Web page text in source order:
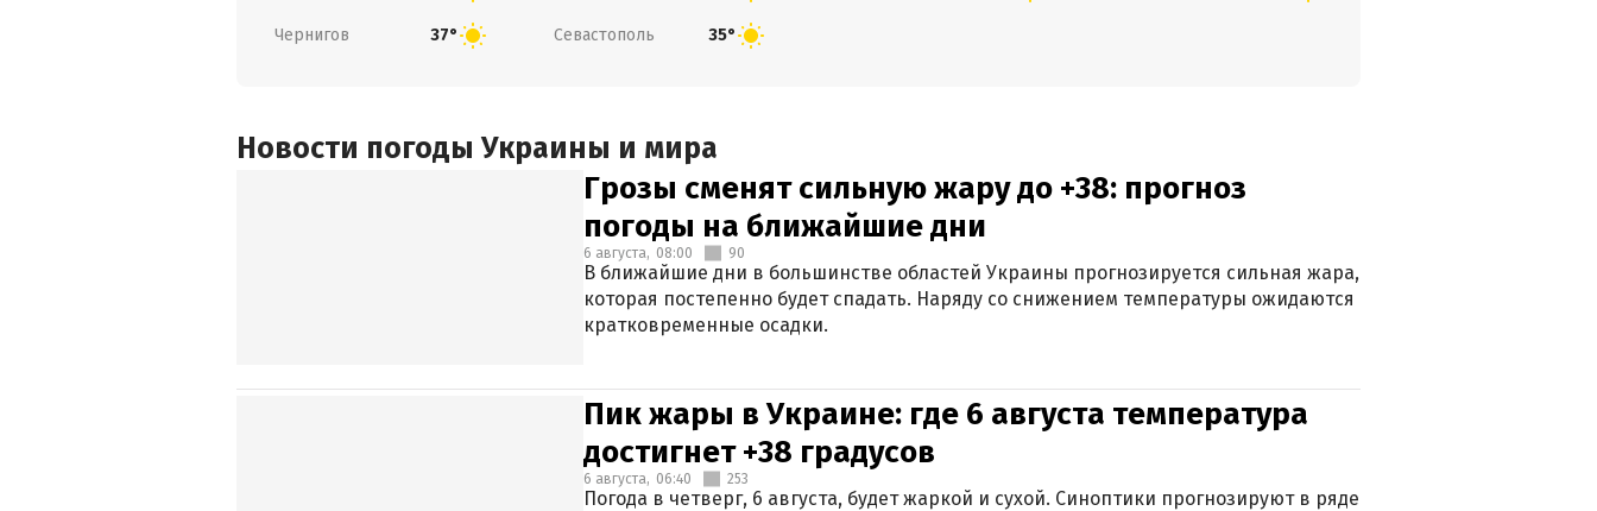
Чернигов 37° Севастополь 35°
Новости погоды Украины и мира
Грозы сменят сильную жару до +38: прогноз
погоды на ближайшие дни
6 августа, 08:00 90
В ближайшие дни в большинстве областей Украины прогнозируется сильная жара,
которая постепенно будет спадать. Наряду со снижением температуры ожидаются
кратковременные осадки.
Пик жары в Украине: где 6 августа температура
достигнет +38 градусов
6 августа, 06:40 253
Погода в четверг, 6 августа, будет жаркой и сухой. Синоптики прогнозируют в ряде